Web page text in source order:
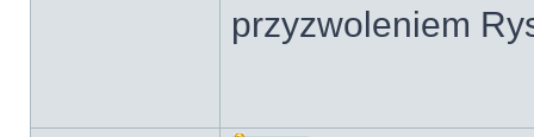
przyzwoleniem